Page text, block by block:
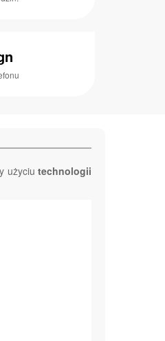
użyciutechnologii